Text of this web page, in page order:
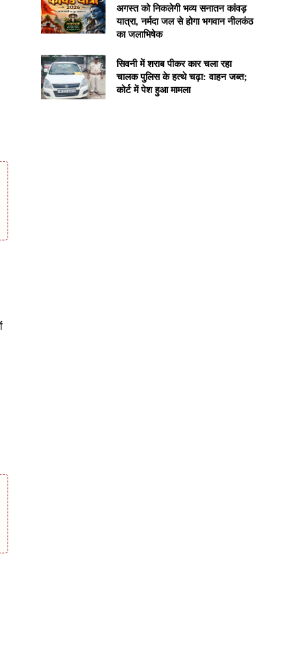
अगस्त को निकलेगी भव्य सनातन कांवड़
यात्रा, नर्मदा जल से होगा भगवान नीलकंठ
का जलाभिषेक
सिवनी में शराब पीकर कार चला रहा
चालक पुलिस के हत्थे चढ़ा: वाहन जब्त;
कोर्ट में पेश हुआ मामला